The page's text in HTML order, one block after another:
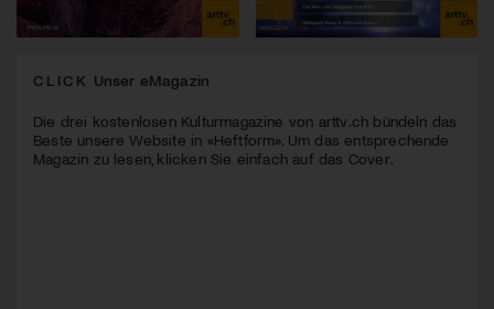
CLICK Unser eMagazin
Die drei kostenlosen Kulturmagazine von arttv.ch bündeln das
Beste unsere Website in «Heftform». Um das entsprechende
Magazin zu lesen, klicken Sie einfach auf das Cover.